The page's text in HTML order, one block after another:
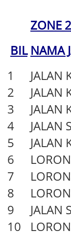
ZONE 2
BIL NAMA
1
JALAN
2
JALAN
3
JALAN
4
JALAN
5
JALAN
6
7
8
9
JALAN
10